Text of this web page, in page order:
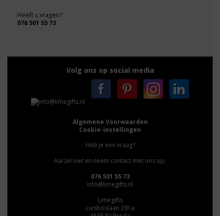
Heeft u vragen?
076 501 55 73
Volg ons op social media
Algemene Voorwaarden
Cookie-instellingen
Heb je een vraag?
Aarzel niet en neem contact met ons op:
076 501 55 73
info@limegifts.nl
Limegifts
Liesboslaan 291a